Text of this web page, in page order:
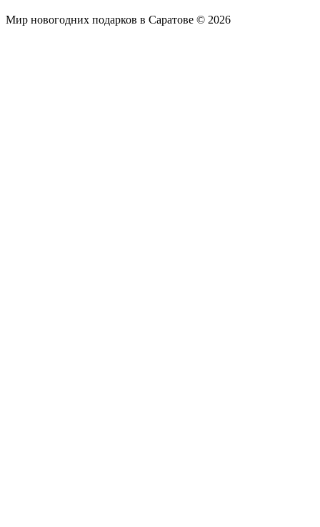
Мир новогодних подарков в Саратове © 2026